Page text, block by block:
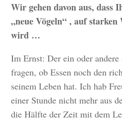
Wir gehen davon aus, dass
„neue Vögeln“ , auf
wird …
Im Ernst: Der ein oder
fragen, ob Essen noch den
seinem Leben hat. Ich hab
einer Stunde nicht mehr aus
die Hälfte der Zeit mit dem